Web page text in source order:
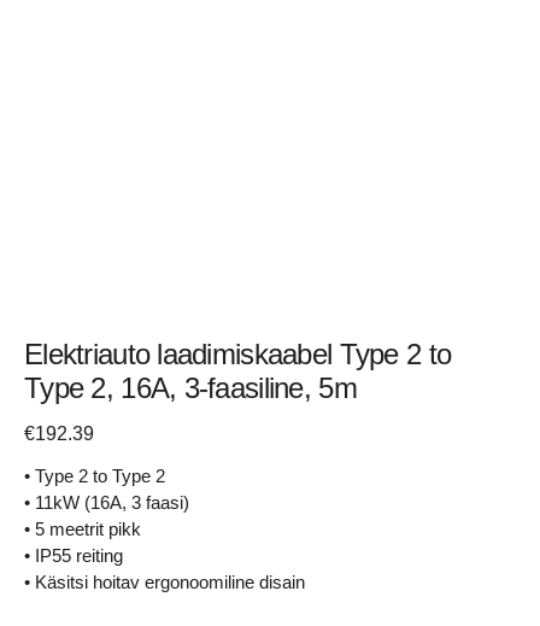
Elektriauto laadimiskaabel Type 2 to
Type 2, 16A, 3-faasiline, 5m
€192.39
• Type 2 to Type 2
• 11kW (16A, 3 faasi)
• 5 meetrit pikk
• IP55 reiting
• Käsitsi hoitav ergonoomiline disain